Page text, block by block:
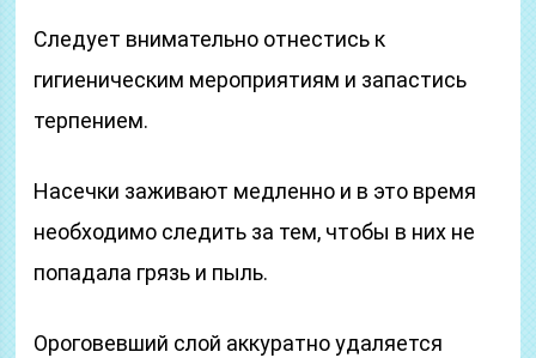
Следует внимательно отнестись к
гигиеническим мероприятиям и запастись
терпением.
Насечки заживают медленно и в это время
необходимо следить за тем, чтобы в них не
попадала грязь и пыль.
Ороговевший слой аккуратно удаляется